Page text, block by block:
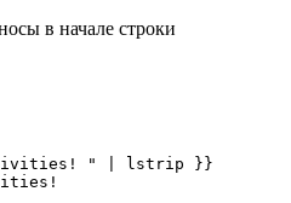
в начале строки
" | lstrip }}